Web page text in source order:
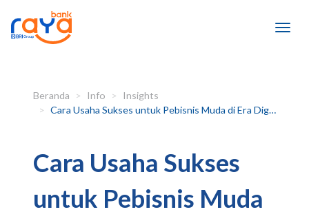
Beranda Info
Insights
Cara Usaha Sukses untuk Pebisnis Muda di Era Digital
Cara Usaha Sukses
untuk Pebisnis Muda